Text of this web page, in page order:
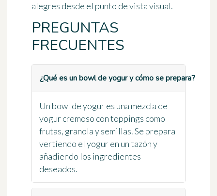
alegres desde el punto de vista visual.
PREGUNTAS
FRECUENTES
¿Qué es un bowl de yogur y cómo se prepara?
Un bowl de yogur es una mezcla de
yogur cremoso con toppings como
frutas, granola y semillas. Se prepara
vertiendo el yogur en un tazón y
añadiendo los ingredientes
deseados.